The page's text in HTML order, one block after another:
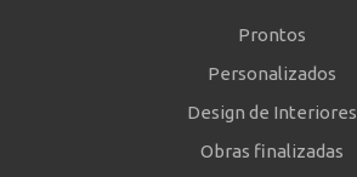
Prontos
Personalizados
Design de Interiores
Obras finalizadas